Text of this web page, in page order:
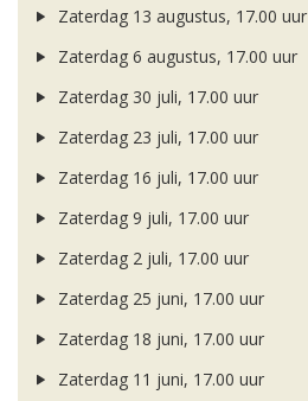
Zaterdag 13 augustus, 17.00 uur
Zaterdag 6 augustus, 17.00 uur
Zaterdag 30 juli, 17.00 uur
Zaterdag 23 juli, 17.00 uur
Zaterdag 16 juli, 17.00 uur
Zaterdag 9 juli, 17.00 uur
Zaterdag 2 juli, 17.00 uur
Zaterdag 25 juni, 17.00 uur
Zaterdag 18 juni, 17.00 uur
Zaterdag 11 juni, 17.00 uur